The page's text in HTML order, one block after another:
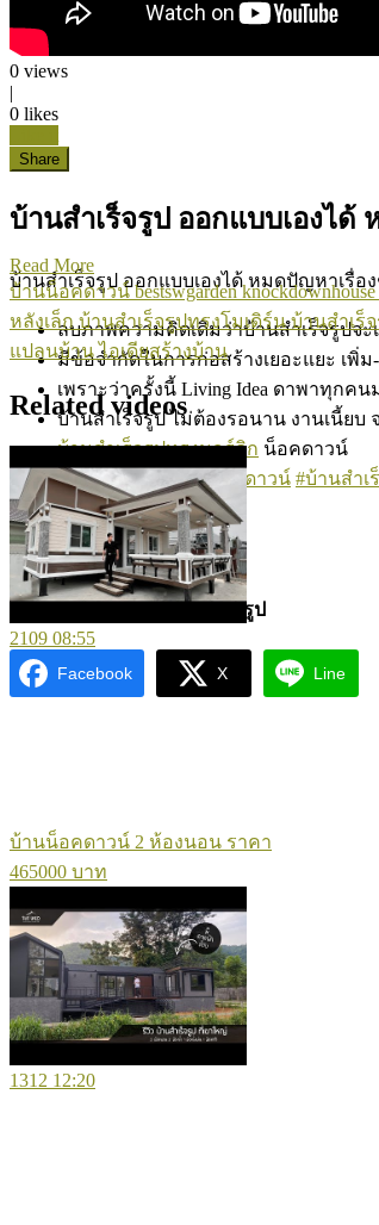
0 views
|
0 likes
Share
บ้านสำเร็จรูป ออกแบบเองได้
บ้านสำเร็จรูป ออกแบบเองได้ หมดปัญหาเรื่อ
ลบภาพความคิดเดิมว่าบ้านสำเร็จรูปจะ
มีข้อจำกัดในการก่อสร้างเยอะแยะ เพิ่
เพราะว่าครั้งนี้ Living Idea ดาพาทุกค
บ้านสำเร็จรูป ไม่ต้องรอนาน งานเนี้ย
บ้านสำเร็จรูปทรงนอร์ดิก น็อคดาวน์
#seasconcept
#บ้านน็อคดาวน์ #บ้านสำเ
slot369
บ้านสำเร็จรูปคือ
ข้อดี-ข้อจำกัดของบ้านสำเร็จรูป
Facebook X Line
Read More
บ้านน็อคดาวน์bestswgardenknockdownhouse
หลังเล็กบ้านสำเร็จรูปทรงโมเดิร์นบ้านสำเร็
แปลนบ้านไอเดียสร้างบ้าน
Related videos
2109 08:55
บ้านน็อคดาวน์ 2 ห้องนอน ราคา
465000 บาท
1312 12:20